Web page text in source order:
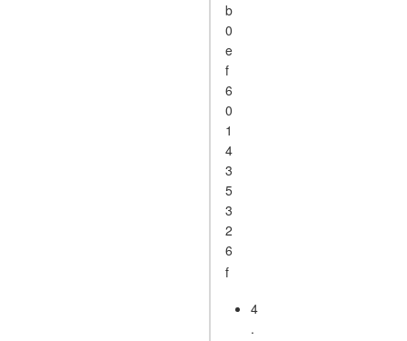
b
0
e
f
6
0
1
4
3
5
3
2
6
f
4
.